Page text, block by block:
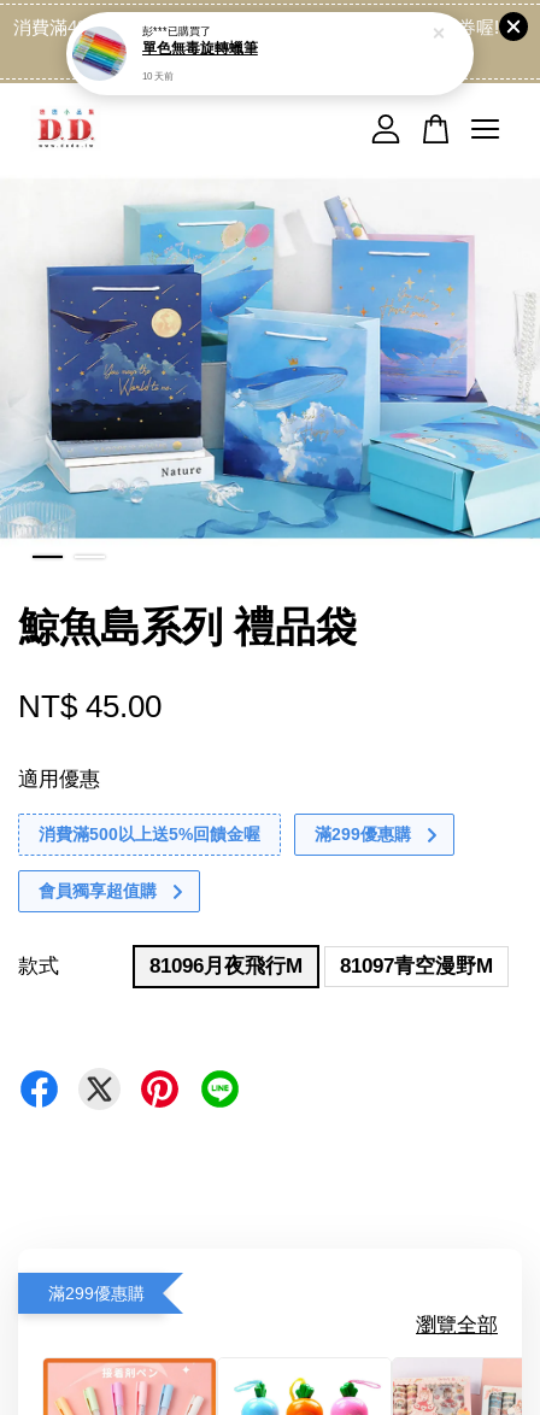
消費滿499免運喔, 記得加LINE:@dede168 領取專屬折扣券喔!
點我
鯨魚島系列 禮品袋
NT$ 45.00
適用優惠
消費滿500以上送5%回饋金喔 滿299優惠購
會員獨享超值購
款式 81096月夜飛行M 81097青空漫野M
滿299優惠購
瀏覽全部
您的購物車目前還是空的。